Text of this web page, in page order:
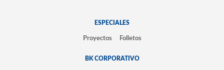
ESPECIALES
Proyectos Folletos
BK CORPORATIVO